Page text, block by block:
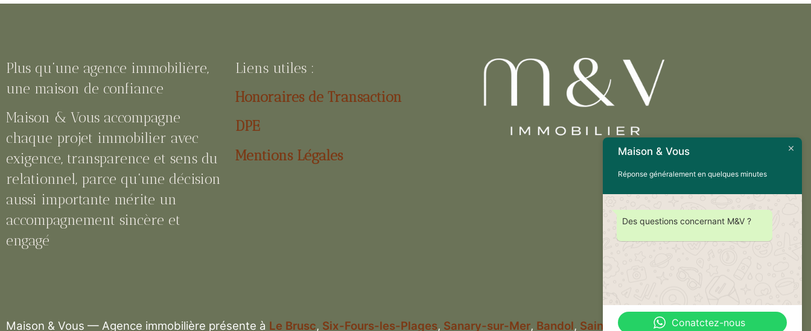
Plus qu’une agence immobilière,
une maison de confiance
Maison & Vous accompagne
chaque projet immobilier avec
exigence, transparence et sens du
relationnel, parce qu’une décision
aussi importante mérite un
accompagnement sincère et
engagé
Liens utiles :
Honoraires de Transaction
DPE
Mentions Légales
Maison & Vous — Agence immobilière présente à Le Brusc, Six-Fours-les-Plages, Sanary-sur-Mer, Bandol, Saint-Cyr-sur-
Maison & Vous
Réponse généralement en quelques minutes
Des questions concernant M&V ?
Conatctez-nous